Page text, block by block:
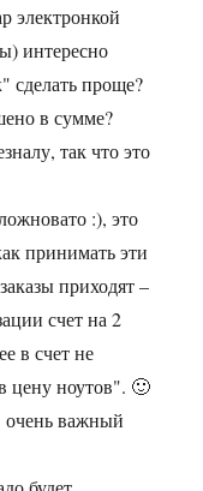
электронкой
интересно
сделать проще?
в сумме?
так что это
:), это
принимать эти
приходят –
счет на 2
в счет не
цену ноутов". 🙂
важный